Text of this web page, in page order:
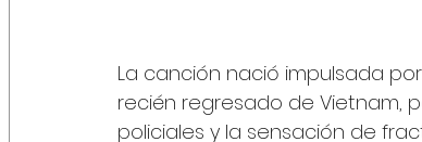
La canción nació impulsada
recién regresado de Vietnam,
policiales y la sensación de